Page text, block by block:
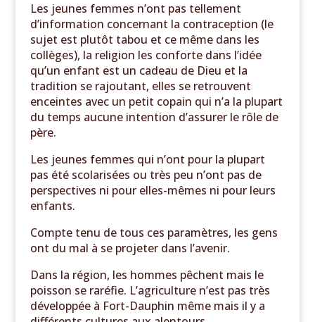
Les jeunes femmes n’ont pas tellement
d’information concernant la contraception (le
sujet est plutôt tabou et ce même dans les
collèges), la religion les conforte dans l’idée
qu’un enfant est un cadeau de Dieu et la
tradition se rajoutant, elles se retrouvent
enceintes avec un petit copain qui n’a la plupart
du temps aucune intention d’assurer le rôle de
père.
Les jeunes femmes qui n’ont pour la plupart
pas été scolarisées ou très peu n’ont pas de
perspectives ni pour elles-mêmes ni pour leurs
enfants.
Compte tenu de tous ces paramètres, les gens
ont du mal à se projeter dans l’avenir.
Dans la région, les hommes pêchent mais le
poisson se raréfie. L’agriculture n’est pas très
développée à Fort-Dauphin même mais il y a